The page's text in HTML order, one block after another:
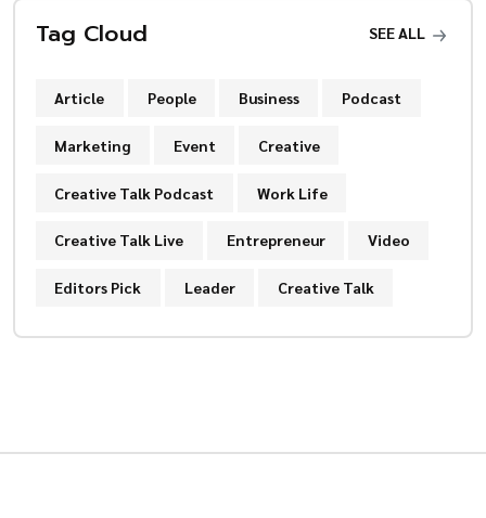
Tag Cloud SEE ALL
Article People Business Podcast
Marketing Event Creative
Creative Talk Podcast Work Life
Creative Talk Live Entrepreneur Video
Editors Pick Leader Creative Talk